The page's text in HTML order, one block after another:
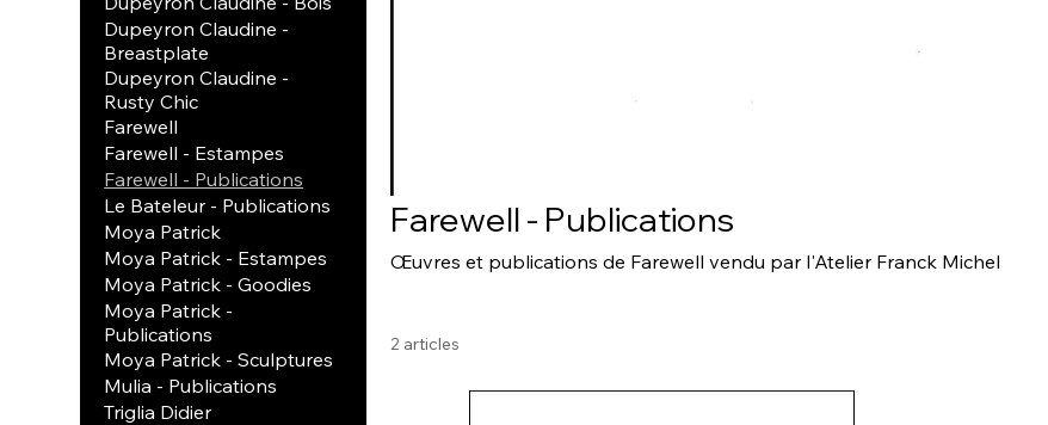
Dupeyron Claudine -
Breastplate
Dupeyron Claudine -
Rusty Chic
Farewell
Farewell - Estampes
Farewell - Publications
Le Bateleur - Publications
Moya Patrick
Moya Patrick - Estampes
Moya Patrick - Goodies
Moya Patrick -
Publications
Moya Patrick - Sculptures
Mulia - Publications
Triglia Didier
Farewell - Publications
Œuvres et publications de Farewell vendu par l'Atelier Franck Michel
2 articles